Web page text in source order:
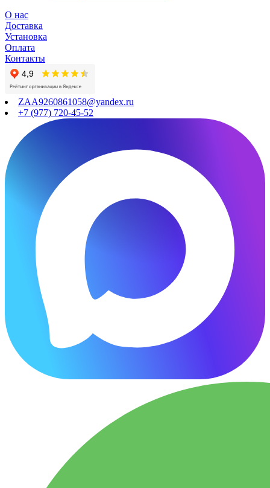
О нас
Доставка
Установка
Оплата
Контакты
ZAA9260861058@yandex.ru
+7 (977) 720-45-52